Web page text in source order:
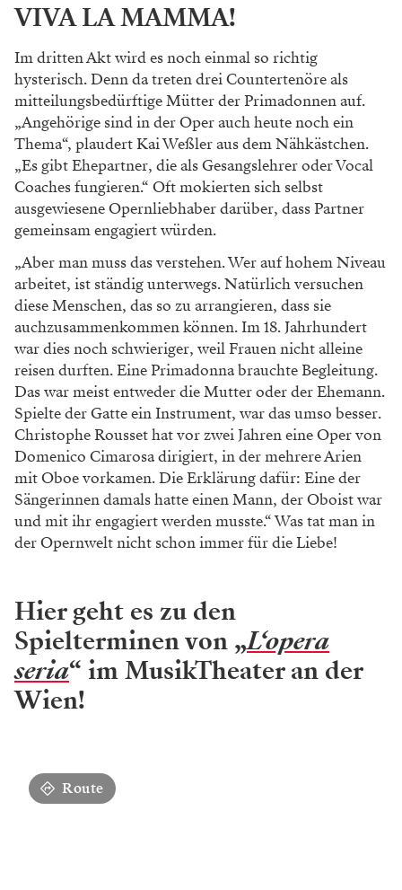
VIVA LA MAMMA!
Im dritten Akt wird es noch einmal so richtig
hysterisch. Denn da treten drei Countertenöreals
mitteilungsbedürftige Mütter der Primadonnen auf.
„Angehörige sind in der Oper auchheute noch ein
Thema“, plaudert Kai Weßler ausdem Nähkästchen.
„Es gibt Ehepartner, die als Gesangslehrer oder Vocal
Coaches fungieren.“ Oft mokierten sich selbst
ausgewieseneOpernliebhaber darüber, dass Partner
gemeinsam engagiert würden.
„Aber man muss dasverstehen. Wer auf hohem Niveau
arbeitet, ist ständig unterwegs. Natürlich versuchen
dieseMenschen, das so zu arrangieren, dass sie
auchzusammenkommen können. Im 18. Jahrhundert
war dies noch schwieriger, weil Frauennicht alleine
reisen durften. Eine Primadonnabrauchte Begleitung.
Das war meist entwederdie Mutter oder der Ehemann.
Spielte der Gatteein Instrument, war das umso besser.
Christophe Rousset hat vor zwei Jahren eine Oper von
Domenico Cimarosa dirigiert, in der mehrereArien
mit Oboe vorkamen. Die Erklärung dafür: Eine der
Sängerinnen damals hatte einen Mann, der Oboist war
und mit ihr engagiert werdenmusste.“ Was tat man in
der Opernwelt nicht schon immer für die Liebe!
Hier geht es zu den
Spielterminen von „L‘opera
seria“ im MusikTheater an der
Wien!
Route